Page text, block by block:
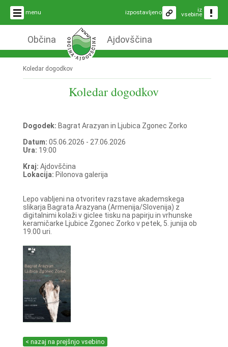
menu iz
vsebine
izpostavljeno
Občina Ajdovščina
Koledar dogodkov
Koledar dogodkov
Dogodek: Bagrat Arazyan in Ljubica Zgonec Zorko
Datum: 05.06.2026 - 27.06.2026
Ura: 19:00
Kraj: Ajdovščina
Lokacija: Pilonova galerija
Lepo vabljeni na otvoritev razstave akademskega
slikarja Bagrata Arazyana (Armenija/Slovenija) z
digitalnimi kolaži v giclee tisku na papirju in vrhunske
keramičarke Ljubice Zgonec Zorko v petek, 5. junija ob
19.00 uri.
< nazaj na prejšnjo vsebino